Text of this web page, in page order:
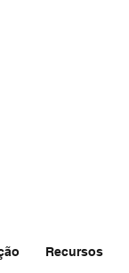
Recursos